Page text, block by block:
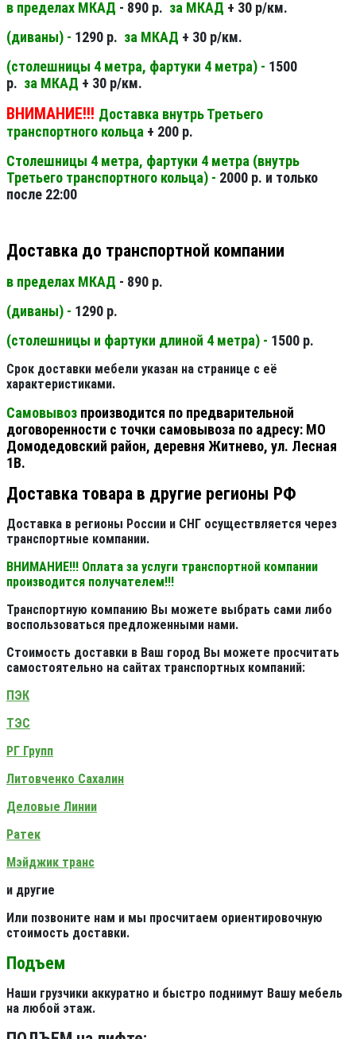
в пределах МКАД - 890 р. за МКАД + 30 р/км.
(диваны) - 1290 р. за МКАД + 30 р/км.
(столешницы 4 метра, фартуки 4 метра) - 1500
р. за МКАД + 30 р/км.
ВНИМАНИЕ!!! Доставка внутрь Третьего
транспортного кольца + 200 р.
Столешницы 4 метра, фартуки 4 метра (внутрь
Третьего транспортного кольца) - 2000 р. и только
после 22:00
Доставка до транспортной компании
в пределах МКАД - 890 р.
(диваны) - 1290 р.
(столешницы и фартуки длиной 4 метра) - 1500 р.
Срок доставки мебели указан на странице с её
характеристиками.
Самовывоз производится по предварительной
договоренности с точки самовывоза по адресу: МО
Домодедовский район, деревня Житнево, ул. Лесная
1В.
Доставка товара в другие регионы РФ
Доставка в регионы России и СНГ осуществляется через
транспортные компании.
ВНИМАНИЕ!!! Оплата за услуги транспортной компании
производится получателем!!!
Транспортную компанию Вы можете выбрать сами либо
воспользоваться предложенными нами.
Стоимость доставки в Ваш город Вы можете просчитать
самостоятельно на сайтах транспортных компаний:
ПЭК
ТЭС
РГ Групп
Литовченко Сахалин
Деловые Линии
Ратек
Мэйджик транс
и другие
Или позвоните нам и мы просчитаем ориентировочную
стоимость доставки.
Подъем
Наши грузчики аккуратно и быстро поднимут Вашу мебель
на любой этаж.